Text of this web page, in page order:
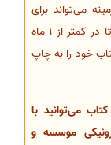
می‌تواند برای
صفرتا صد چاپ کتاب در کنار شما عزیزان باشد تا در کمتر از 1 ماه
خود را به چاپ
می‌توانید با
موسسه و